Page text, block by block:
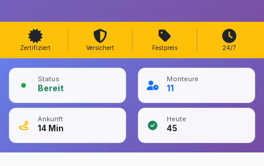
Zertifiziert Versichert Festpreis 24/7
Status
Bereit
Monteure
11
Ankunft
14 Min
Heute
45